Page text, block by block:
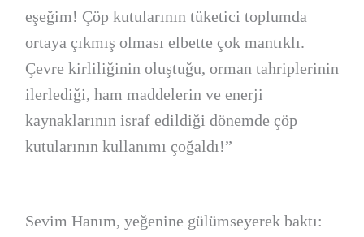
eşeğim! Çöp kutularının tüketici toplumda
ortaya çıkmış olması elbette çok mantıklı.
Çevre kirliliğinin oluştuğu, orman tahriplerinin
ilerlediği, ham maddelerin ve enerji
kaynaklarının israf edildiği dönemde çöp
kutularının kullanımı çoğaldı!”
Sevim Hanım, yeğenine gülümseyerek baktı: